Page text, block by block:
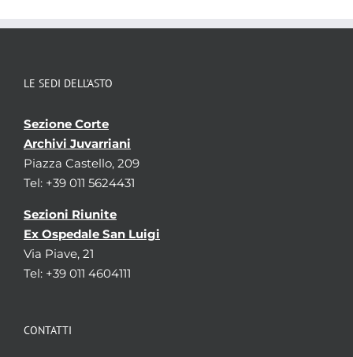
LE SEDI DELL’ASTO
Sezione Corte
Archivi Juvarriani
Piazza Castello, 209
Tel: +39 011 5624431
Sezioni Riunite
Ex Ospedale San Luigi
Via Piave, 21
Tel: +39 011 4604111
CONTATTI